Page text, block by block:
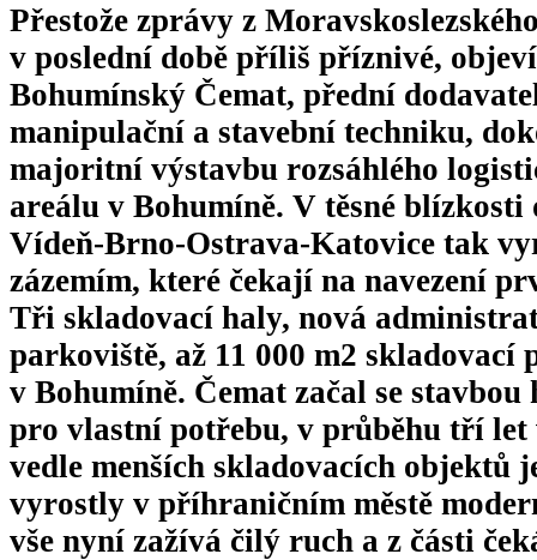
Přestože zprávy z
v poslední době příliš příznivé,
Bohumínský Čemat, přední
manipulační a stavební techniku,
majoritní výstavbu rozsáhlého
areálu v Bohumíně. V těsné blízkosti
Vídeň-Brno-Ostrava-Katovice tak
zázemím, které čekají na navezení
Tři skladovací haly, nová
parkoviště, až 11 000 m2 skladovací
v Bohumíně. Čemat začal se
pro vlastní potřebu, v průběhu tří let
vedle menších skladovacích objektů
vyrostly v příhraničním městě
vše nyní zažívá čilý ruch a z části